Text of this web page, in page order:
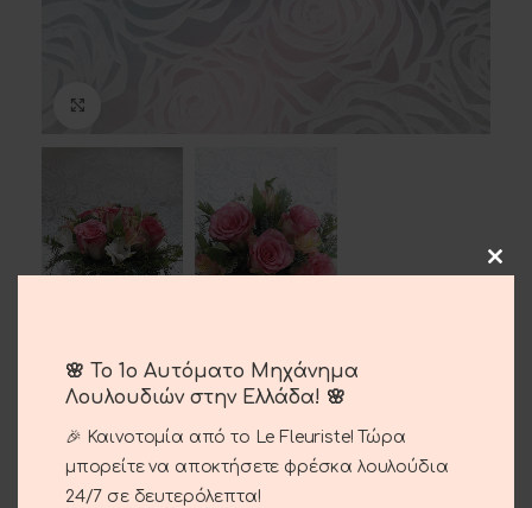
Φλιτζάνι Σύνθεση
30.00€
🌸 Το 1ο Αυτόματο Μηχάνημα
Λουλουδιών στην Ελλάδα! 🌸
🎉 Καινοτομία από το Le Fleuriste! Τώρα
μπορείτε να αποκτήσετε φρέσκα λουλούδια
24/7 σε δευτερόλεπτα!